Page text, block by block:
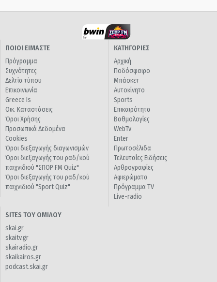
ΠΟΙΟΙ ΕΙΜΑΣΤΕ
Πρόγραμμα
Συχνότητες
Δελτία τύπου
Επικοινωνία
Greece Is
Οικ. Καταστάσεις
Όροι Χρήσης
Προσωπικά Δεδομένα
Cookies
Όροι διεξαγωγής διαγωνισμών
Όροι διεξαγωγής του ραδ/κού
παιχνιδιού "ΣΠΟΡ FM Quiz"
Όροι διεξαγωγής του ραδ/κού
παιχνιδιού "Sport Quiz"
ΚΑΤΗΓΟΡΙΕΣ
Αρχική
Ποδόσφαιρο
Μπάσκετ
Αυτοκίνητο
Sports
Επικαιρότητα
Βαθμολογίες
WebTv
Enter
Πρωτοσέλιδα
Τελευταίες Ειδήσεις
Αρθρογραφίες
Αφιερώματα
Πρόγραμμα TV
Live-radio
SITES ΤΟΥ ΟΜΙΛΟΥ
skai.gr
skaitv.gr
skairadio.gr
skaikairos.gr
podcast.skai.gr